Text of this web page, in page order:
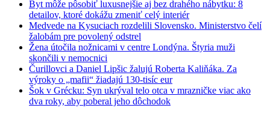
Byt môže pôsobiť luxusnejšie aj bez drahého nábytku: 8
detailov, ktoré dokážu zmeniť celý interiér
Medvede na Kysuciach rozdelili Slovensko. Ministerstvo čelí
žalobám pre povolený odstrel
Žena útočila nožnicami v centre Londýna. Štyria muži
skončili v nemocnici
Čurillovci a Daniel Lipšic žalujú Roberta Kaliňáka. Za
výroky o „mafii“ žiadajú 130-tisíc eur
Šok v Grécku: Syn ukrýval telo otca v mrazničke viac ako
dva roky, aby poberal jeho dôchodok